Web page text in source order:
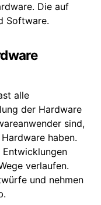
Die auf
Software.
alle
der Hardware
sind,
haben.
verlaufen.
und nehmen